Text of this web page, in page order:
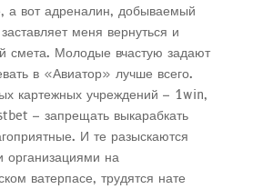
а вот адреналин, добываемый
меня вернуться и
смета. Молодые вчастую задают
в «Авиатор» лучше всего.
картежных учреждений – 1win,
– запрещать выкарабкать
И те разыскаются
организациями на
ватерпасе, трудятся нате